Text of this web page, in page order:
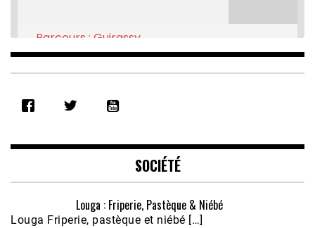
RSS FEED
EMBED
Parcours : Guirassy
Feb 16, 2021 • 28:08
SOCIÉTÉ
Louga : Friperie, Pastèque & Niébé
Louga Friperie, pastèque et niébé […]